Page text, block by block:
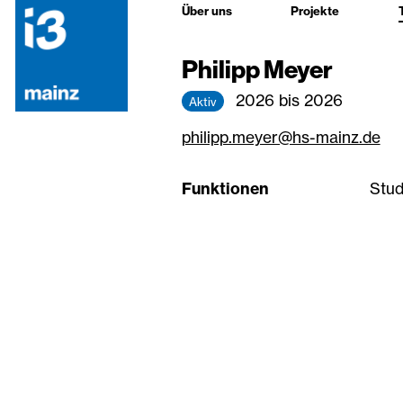
Über uns Projekte
Philipp Meyer
Aktiv
2026 bis 2026
philipp.meyer@hs-mainz.de
Funktionen